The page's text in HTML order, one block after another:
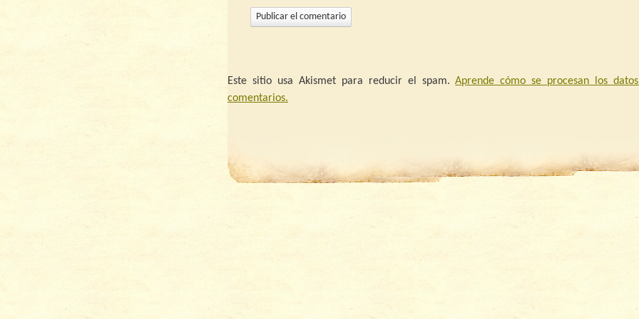
Este sitio usa Akismet para reducir el spam.Aprende cómo se procesan los
comentarios.